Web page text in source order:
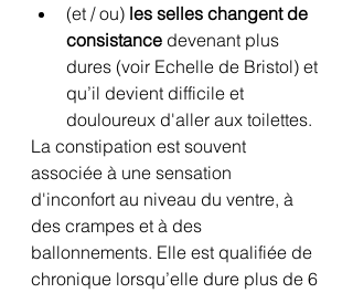
(et / ou) les selles changent de
consistance devenant plus
dures (voir Echelle de Bristol) et
qu’il devient difficile et
douloureux d'aller aux toilettes.
La constipation est souvent
associée à une sensation
d'inconfort au niveau du ventre, à
des crampes et à des
ballonnements. Elle est qualifiée de
chronique lorsqu’elle dure plus de 6